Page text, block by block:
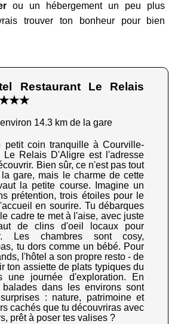
ou un hébergement un peu plus
trouver ton bonheur pour bien
Restaurant Le Relais
★★★
14.3 km de la gare
petit coin tranquille à Courville-
Le Relais D'Aligre est l'adresse
Bien sûr, ce n'est pas tout
gare, mais le charme de cette
la petite course. Imagine un
prétention, trois étoiles pour le
en sourire. Tu débarques
cadre te met à l'aise, avec juste
de clins d'oeil locaux pour
Les chambres sont cosy,
tu dors comme un bébé. Pour
l'hôtel a son propre resto - de
ton assiette de plats typiques du
une journée d'exploration. En
dans les environs sont
: nature, patrimoine et
cachés que tu découvriras avec
prêt à poser tes valises ?